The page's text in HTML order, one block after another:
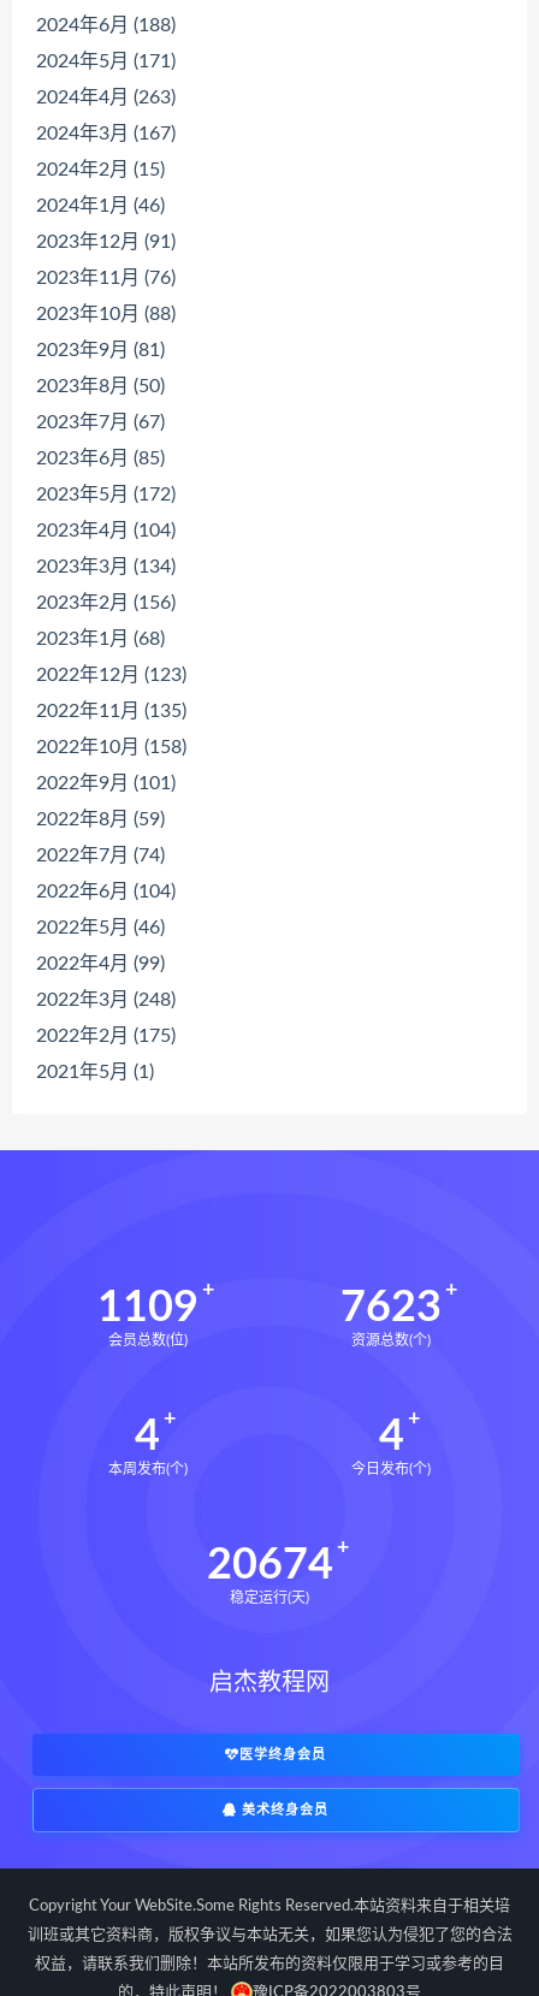
2024年6月 (188)
2024年5月 (171)
2024年4月 (263)
2024年3月 (167)
2024年2月 (15)
2024年1月 (46)
2023年12月 (91)
2023年11月 (76)
2023年10月 (88)
2023年9月 (81)
2023年8月 (50)
2023年7月 (67)
2023年6月 (85)
2023年5月 (172)
2023年4月 (104)
2023年3月 (134)
2023年2月 (156)
2023年1月 (68)
2022年12月 (123)
2022年11月 (135)
2022年10月 (158)
2022年9月 (101)
2022年8月 (59)
2022年7月 (74)
2022年6月 (104)
2022年5月 (46)
2022年4月 (99)
2022年3月 (248)
2022年2月 (175)
2021年5月 (1)
1109
会员总数(位)
7623
资源总数(个)
4
本周发布(个)
4
今日发布(个)
20674
稳定运行(天)
启杰教程网
医学终身会员
美术终身会员
Copyright Your WebSite.Some Rights Reserved.本站资料来自于相关培
训班或其它资料商，版权争议与本站无关，如果您认为侵犯了您的合法
权益，请联系我们删除！本站所发布的资料仅限用于学习或参考的目